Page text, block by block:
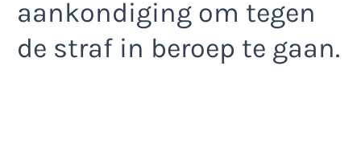
aankondiging om tegen
de straf in beroep te gaan.